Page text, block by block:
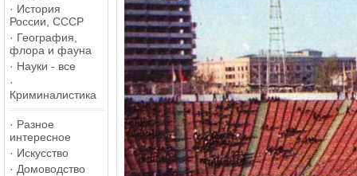
· История
России, СССР
· География,
флора и фауна
· Науки - все
·
Криминалистика
· Разное
интересное
· Искусство
· Домоводство